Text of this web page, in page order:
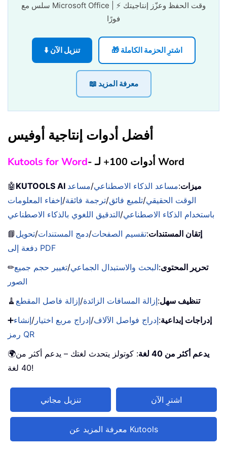
سلس مع Microsoft Office | ⚡ وقت الحفظ وعزّز إنتاجيتك
فورًا
⬇️ تنزيل الآن 🎁 اشترِ الحزمة الكاملة
📖 معرفة المزيد
أفضل أدوات إنتاجية أوفيس
Kutools for Word - أدوات 100+ لـ Word
🤖 KUTOOLS AI ميزات:مساعد الذكاء الاصطناعي/مساعد
الوقت الحقيقي/تلميع فائق/ترجمة فائقة/إخفاء المعلومات
باستخدام الذكاء الاصطناعي/التدقيق اللغوي بالذكاء الاصطناعي
📘
إتقان المستندات:تقسيم الصفحات/دمج المستندات/تحويل
دفعة إلى PDF
✏
تحرير المحتوى:البحث والاستبدال الجماعي/تغيير حجم جميع
الصور
🧹
تنظيف سهل:إزالة المسافات الزائدة/إزالة فاصل المقطع
➕
إدراجات إبداعية:إدراج فواصل الآلاف/إدراج مربع اختيار /إنشاء
رمز QR
🌍
يدعم أكثر من 40 لغة
: كوتولز يتحدث لغتك – يدعم أكثر من
40 لغة!
تنزيل مجاني اشترِ الآن
معرفة المزيد عن Kutools